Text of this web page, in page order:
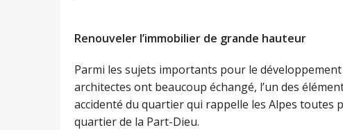
Renouveler l’immobilier de grande hauteur
Parmi les sujets importants pour le développement
architectes ont beaucoup échangé, l’un des
accidenté du quartier qui rappelle les Alpes toutes
quartier de la Part-Dieu.